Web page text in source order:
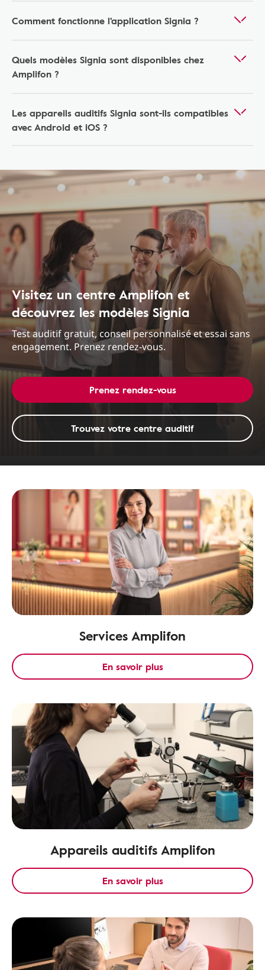
Comment fonctionne l'application Signia ?
Quels modèles Signia sont disponibles chez
Amplifon ?
Les appareils auditifs Signia sont-ils compatibles
avec Android et iOS ?
Visitez un centre Amplifon et
découvrez les modèles Signia
Test auditif gratuit, conseil personnalisé et essai sans
engagement. Prenez rendez-vous.
Prenez rendez-vous
Trouvez votre centre auditif
Services Amplifon
En savoir plus
Appareils auditifs Amplifon
En savoir plus